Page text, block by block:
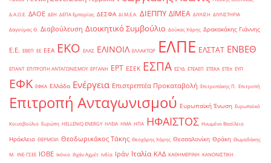
Δ.Α.Ο.Ε. ΔΑΟΕ ΔΕΗ ΔΕΠΑ Εμπορίας ΔΕΣΦΑ ΔΙ.Μ.Ε.Α. ΔΙΕΠΠΥ ΔΙΜΕΑ ΔΙΥΛΙΣΗ ΔΙΥΛΙΣΤΗΡΙΑ
Δαγούμας Θ. Διαβούλευση Διοικητικό Συμβούλιο Δούκας Χάρης Δρακακάκης Γιάννης
Ε.Ε. ΕΒΕΠ ΕΕ ΕΕΑ ΕΚΟ ΕΛΑΣ ΕΛΙΝΟΙΛ ΕΛΛΑΚΤΩΡ ΕΛΠΕ ΕΛΣΤΑΤ ΕΝΒΕΘ
ΕΠΑΝΤ ΕΠΙΤΡΟΠΗ ΑΝΤΑΓΩΝΙΣΜΟΥ ΕΡΓΑΝΗ ΕΡΤ ΕΣΕΚ ΕΣΠΑ ΕΣΥΔ ΕΤΕΑΕΠ ΕΤΕΚΑ ΕΤΕπ ΕΥΠ
ΕΦΚ ΕΦΚΑ Ελλάδα Ενέργεια Επιστρεπτέα Προκαταβολή Επιτροπάκης Π. Επιτροπή
Επιτροπή Ανταγωνισμού Ευρωπαϊκή Ένωση Ευρωπαϊκό
Κοινοβούλιο Ευρώπη ΗELLENiQ ENERGY ΗΛΕΙΑ ΗΜΑ ΗΠΑ ΗΦΑΙΣΤΟΣ Ηνωμένο Βασίλειο
Ηράκλειο ΘΕΡΜΟΙΛ Θεοδωρικάκος Τάκης Θεοχάρης Χάρης Θεσσαλονίκη Θράκη Θωμαδάκης
Μ. ΙΝΕ-ΓΣΕΕ ΙΟΒΕ Ικόνιο Ιλχάν Αχμέτ Ινδία Ιράν Ιταλία ΚΑΔ ΚΑΘΗΜΕΡΙΝΗ ΚΑΝΟΝΙΣΤΙΚΗ